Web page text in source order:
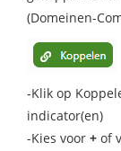
(Domeinen-
-Klik op
indicator(en)
-Kies voor + of